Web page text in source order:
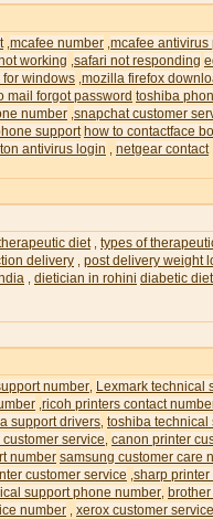
mcafee number mcafee
working safari not responding
windows mozilla firefox
mail forgot password toshiba
number snapchat customer
support how to contactface
antivirus login netgear contact
diet, types of
delivery
post delivery weight
dietician in rohini diabetic
number Lexmark technical
ricoh printers contact
support drivers toshiba technical
service canon printer
number samsung customer care
customer service sharp
support phone number
number xerox customer